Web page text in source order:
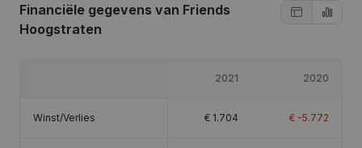
Financiële gegevens van Friends
Hoogstraten
2021 2020
Winst/Verlies € 1.704 € -5.772